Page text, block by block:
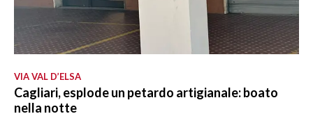
VIA VAL D’ELSA
Cagliari, esplode un petardo artigianale: boato
nella notte